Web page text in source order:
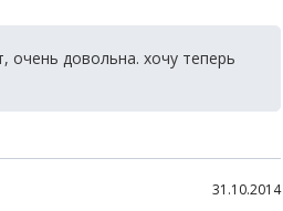
очень довольна. хочу теперь
31.10.2014